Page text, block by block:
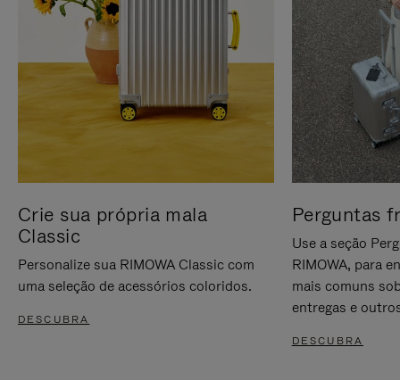
Crie sua própria mala
Classic
Personalize sua RIMOWA Classic com
uma seleção de acessórios coloridos.
DESCUBRA
Perguntas
Use a seção
RIMOWA, para
mais comuns
entregas e
DESCUBRA